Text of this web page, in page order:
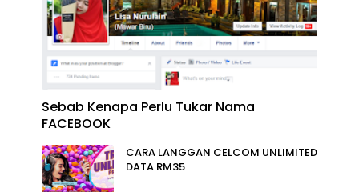
Sebab Kenapa Perlu Tukar Nama
FACEBOOK
CARA LANGGAN CELCOM UNLIMITED
DATA RM35